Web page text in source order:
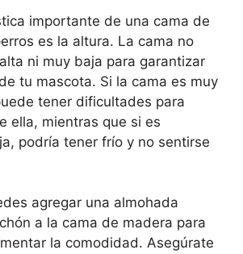
importante de una cama de
es la altura. La cama no
ni muy baja para garantizar
tu mascota. Si la cama es muy
tener dificultades para
ella, mientras que si es
podría tener frío y no sentirse
agregar una almohada
a la cama de madera para
la comodidad. Asegúrate